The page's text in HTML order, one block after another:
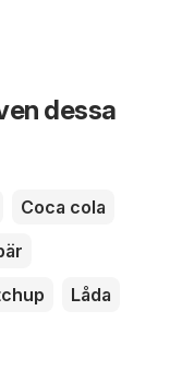
dessa
Coca cola
Låda